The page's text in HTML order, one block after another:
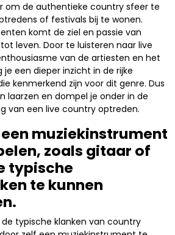
om de authentieke country sfeer te
of festivals bij te wonen.
komt de ziel en passie van
leven. Door te luisteren naar live
van de artiesten en het
je een dieper inzicht in de rijke
kenmerkend zijn voor dit genre. Dus
laarzen en dompel je onder in de
van een live country optreden.
muziekinstrument
zoals gitaar of
typische
te kunnen
typische klanken van country